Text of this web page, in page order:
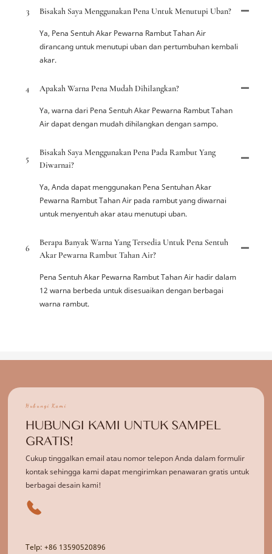
3 Bisakah Saya Menggunakan Pena Untuk Menutupi Uban?
Ya, Pena Sentuh Akar Pewarna Rambut Tahan Air
dirancang untuk menutupi uban dan pertumbuhan kembali
akar.
4 Apakah Warna Pena Mudah Dihilangkan?
Ya, warna dari Pena Sentuh Akar Pewarna Rambut Tahan
Air dapat dengan mudah dihilangkan dengan sampo.
5
Bisakah Saya Menggunakan Pena Pada Rambut Yang
Diwarnai?
Ya, Anda dapat menggunakan Pena Sentuhan Akar
Pewarna Rambut Tahan Air pada rambut yang diwarnai
untuk menyentuh akar atau menutupi uban.
6
Berapa Banyak Warna Yang Tersedia Untuk Pena Sentuh
Akar Pewarna Rambut Tahan Air?
Pena Sentuh Akar Pewarna Rambut Tahan Air hadir dalam
12 warna berbeda untuk disesuaikan dengan berbagai
warna rambut.
Hubungi Kami
HUBUNGI KAMI UNTUK SAMPEL
GRATIS!
Cukup tinggalkan email atau nomor telepon Anda dalam formulir
kontak sehingga kami dapat mengirimkan penawaran gratis untuk
berbagai desain kami!
Telp: +86 13590520896